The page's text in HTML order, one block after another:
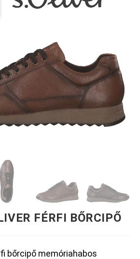
FÉRFI BŐRCIPŐ
bőrcipő memóriahabos